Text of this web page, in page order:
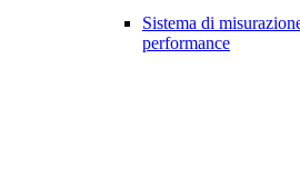
Sistema di
performance